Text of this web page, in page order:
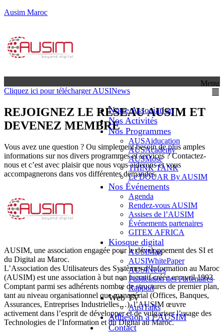
Ausim Maroc
Menu
Notre Association
Nos Activités
Nos Programmes
AUSAiducation
AUSAcademy
AUSMose
THINK TANK
Le DOUAR By AUSIM
Nos Événements
Agenda
Rendez-vous AUSIM
Assises de l’AUSIM
Événements partenaires
GITEX AFRICA
Kiosque digital
AUSIMag
AUSIWhitePaper
AUSINews
Publication des Partenaires
Rapport
Web TV
AusiTalks
Adhésion à l’AUSIM
Contact
Cliquez ici pour télécharger AUSINews
REJOIGNEZ LE RÉSEAU AUSIM ET
DEVENEZ MEMBRE
Vous avez une question ? Ou simplement besoin de plus amples
informations sur nos divers programmes et services ? Contactez-
nous et c’est avec plaisir que nous vous aiderons et vous
accompagnerons dans vos différentes demandes.
AUSIM, une association engagée pour le développement des SI et
du Digital au Maroc.
L’Association des Utilisateurs des Systèmes d’Information au Maroc
(AUSIM) est une association à but non lucratif créée en avril 1993.
Comptant parmi ses adhérents nombre de structures de premier plan,
tant au niveau organisationnel que managérial (Offices, Banques,
Assurances, Entreprises Industrielles…), l’AUSIM œuvre
activement dans l’esprit de développer et de vulgariser l’usage des
Technologies de l’Information et du Digital au Maroc.